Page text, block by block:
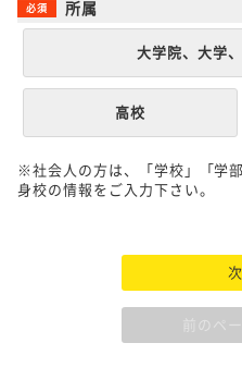
所属
大学院、大学
高校
※社会人の方は、「学校」「学
身校の情報をご入力下さい。
前のペ